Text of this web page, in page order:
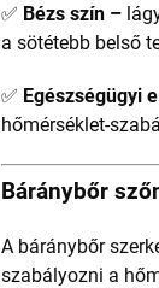
✅ Bézs szín –
a sötétebb belső
✅ Egészségügyi
hőmérséklet-
Báránybőr
A báránybőr
szabályozni a